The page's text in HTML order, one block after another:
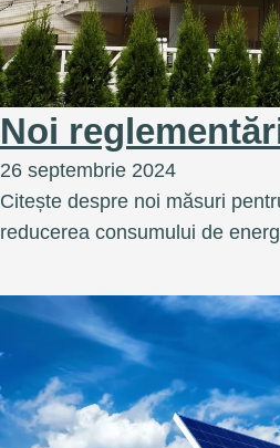
Noi
26 septembrie 2024
Citește despre noi măsuri
reducerea consumului de